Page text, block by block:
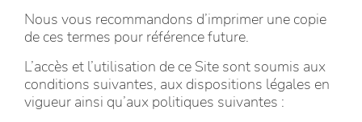
Nous vous recommandons d’imprimer une copie
de ces termes pour référence future.
L’accès et l’utilisation de ce Site sont soumis aux
conditions suivantes, aux dispositions légales en
vigueur ainsi qu’aux politiques suivantes :